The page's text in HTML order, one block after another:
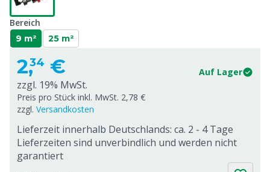
Bereich
9 m² 25 m²
2,34 € Auf Lager
zzgl. 19% MwSt.
Preis pro Stück inkl. MwSt. 2,78 €
zzgl. Versandkosten
Lieferzeit innerhalb Deutschlands: ca. 2 - 4 Tage
Lieferzeiten sind unverbindlich und werden nicht
garantiert